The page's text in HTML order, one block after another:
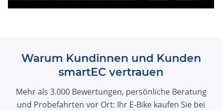
Warum Kundinnen und Kunden
smartEC vertrauen
Mehr als 3.000 Bewertungen, persönliche Beratung
und Probefahrten vor Ort: Ihr E-Bike kaufen Sie bei